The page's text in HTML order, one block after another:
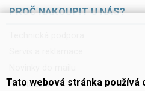
PROČ NAKOUPIT U NÁS?
Ke stažení
Tato webová stránka používá